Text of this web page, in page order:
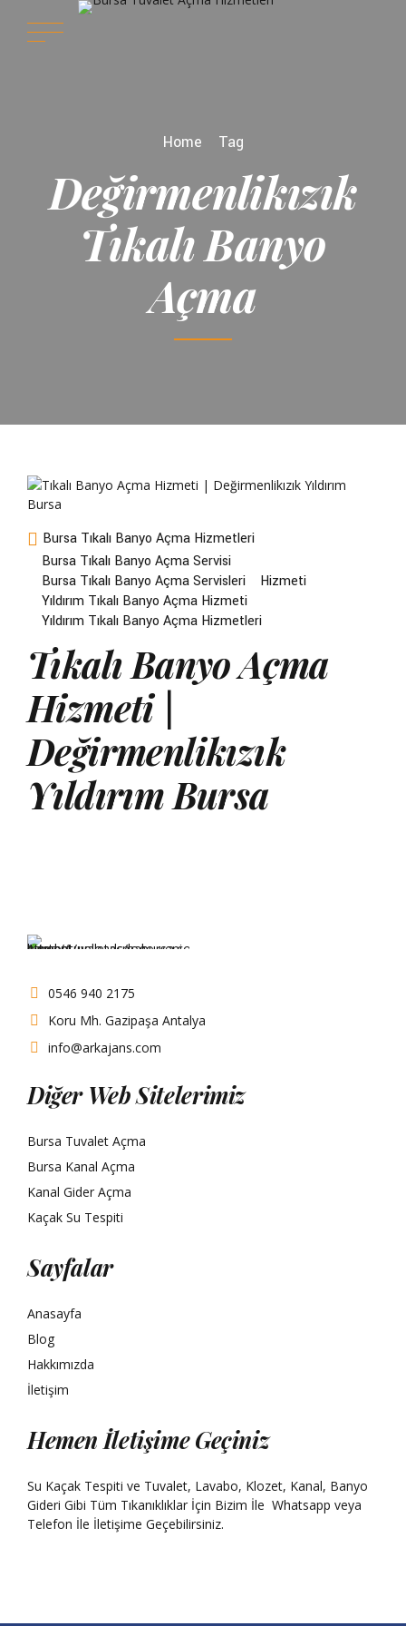
Home Tag
Değirmenlikızık
Tıkalı Banyo
Açma
Bursa Tıkalı Banyo Açma Hizmetleri
Bursa Tıkalı Banyo Açma Servisi
Bursa Tıkalı Banyo Açma Servisleri
Hizmeti
Yıldırım Tıkalı Banyo Açma Hizmeti
Yıldırım Tıkalı Banyo Açma Hizmetleri
Tıkalı Banyo Açma
Hizmeti |
Değirmenlikızık
Yıldırım Bursa
0546 940 2175
Koru Mh. Gazipaşa Antalya
info@arkajans.com
Diğer Web Sitelerimiz
Bursa Tuvalet Açma
Bursa Kanal Açma
Kanal Gider Açma
Kaçak Su Tespiti
Sayfalar
Anasayfa
Blog
Hakkımızda
İletişim
Hemen İletişime Geçiniz
Su Kaçak Tespiti ve Tuvalet, Lavabo, Klozet, Kanal, Banyo
Gideri Gibi Tüm Tıkanıklıklar İçin Bizim İle Whatsapp veya
Telefon İle İletişime Geçebilirsiniz.